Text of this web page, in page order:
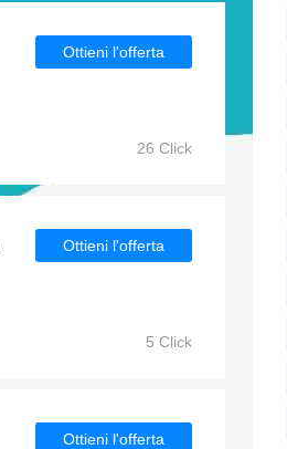
Ottieni l'offerta
26 Click
Ottieni l'offerta
5 Click
Ottieni l'offerta